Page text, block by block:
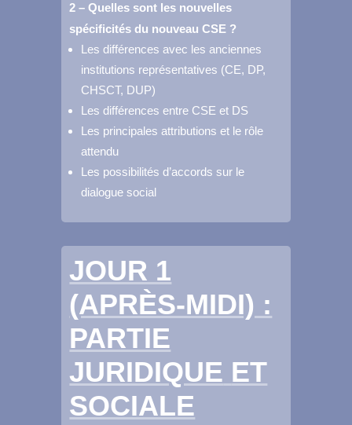
2 – Quelles sont les nouvelles
spécificités du nouveau CSE ?
Les différences avec les anciennes
institutions représentatives (CE, DP,
CHSCT, DUP)
Les différences entre CSE et DS
Les principales attributions et le rôle
attendu
Les possibilités d’accords sur le
dialogue social
JOUR 1
(APRÈS-MIDI) :
PARTIE
JURIDIQUE ET
SOCIALE